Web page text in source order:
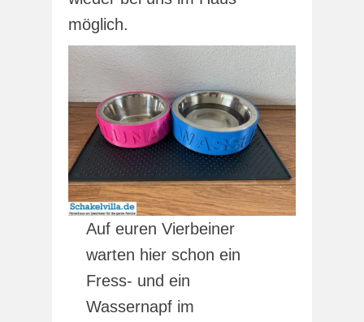
möglich.
Auf euren Vierbeiner
warten hier schon ein
Fress- und ein
Wassernapf im